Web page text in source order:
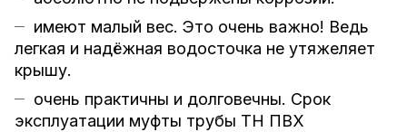
имеют малый вес. Это очень важно! Ведь
легкая и надёжная водосточка не утяжеляет
крышу.
очень практичны и долговечны. Срок
эксплуатации муфты трубы ТН ПВХ